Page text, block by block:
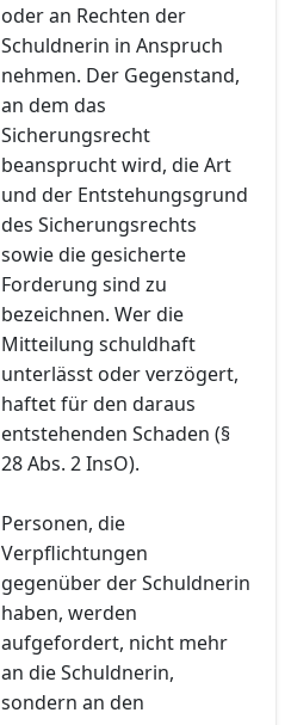
oder an Rechten der
Schuldnerin in Anspruch
nehmen. Der Gegenstand,
an dem das
Sicherungsrecht
beansprucht wird, die Art
und der Entstehungsgrund
des Sicherungsrechts
sowie die gesicherte
Forderung sind zu
bezeichnen. Wer die
Mitteilung schuldhaft
unterlässt oder verzögert,
haftet für den daraus
entstehenden Schaden (§
28 Abs. 2 InsO).
Personen, die
Verpflichtungen
gegenüber der Schuldnerin
haben, werden
aufgefordert, nicht mehr
an die Schuldnerin,
sondern an den